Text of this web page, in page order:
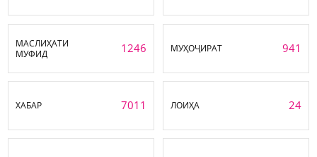
МАСЛИҲАТИ
МУФИД
1246 МУҲОҶИРАТ 941
ХАБАР 7011 ЛОИҲА 24